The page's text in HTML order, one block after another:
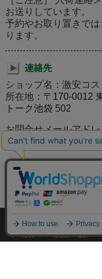
お送りしています。
予約やお取り置きで
ります。
ショップ名：激安コ
所在地： 〒170-0012
トーク池袋 502
お問合せメールアド
個人情報の取り扱いについて
激安コスメ化粧品の通販BSC